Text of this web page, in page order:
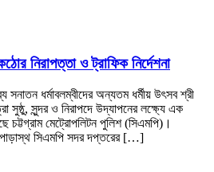
নিরাপত্তা ও ট্রাফিক নির্দেশনা
ধর্মাবলম্বীদের অন্যতম ধর্মীয় উৎসব শ্রী
সুষ্ঠু, সুন্দর ও নিরাপদে উদ্‌যাপনের লক্ষ্যে এক
চট্টগ্রাম মেট্রোপলিটন পুলিশ (সিএমপি)।
সিএমপি সদর দপ্তরের […]